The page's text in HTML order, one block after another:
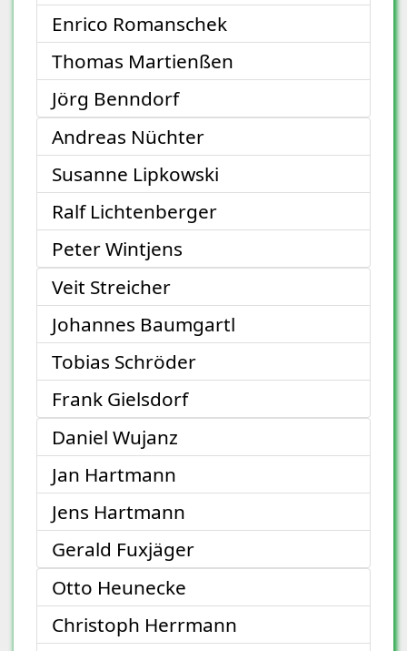
Enrico Romanschek
Thomas Martienßen
Jörg Benndorf
Andreas Nüchter
Susanne Lipkowski
Ralf Lichtenberger
Peter Wintjens
Veit Streicher
Johannes Baumgartl
Tobias Schröder
Frank Gielsdorf
Daniel Wujanz
Jan Hartmann
Jens Hartmann
Gerald Fuxjäger
Otto Heunecke
Christoph Herrmann